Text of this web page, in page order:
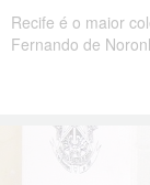
Recife é o maior
Fernando de